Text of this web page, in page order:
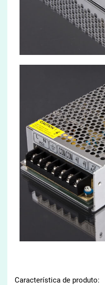
Característica de produto: